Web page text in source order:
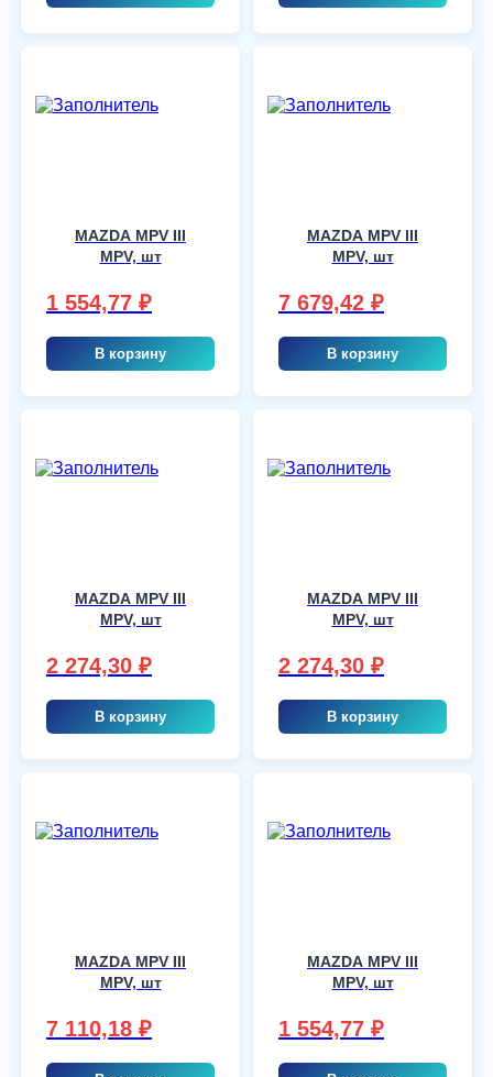
MAZDA MPV III
MPV, шт
1 554,77 ₽
В корзину
MAZDA MPV III
MPV, шт
7 679,42 ₽
В корзину
MAZDA MPV III
MPV, шт
2 274,30 ₽
В корзину
MAZDA MPV III
MPV, шт
2 274,30 ₽
В корзину
MAZDA MPV III
MPV, шт
7 110,18 ₽
MAZDA MPV III
MPV, шт
1 554,77 ₽